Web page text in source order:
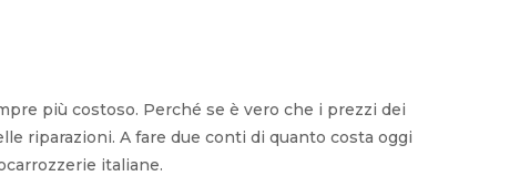
più costoso. Perché se è vero che i prezzi dei
riparazioni. A fare due conti di quanto costa oggi
italiane.